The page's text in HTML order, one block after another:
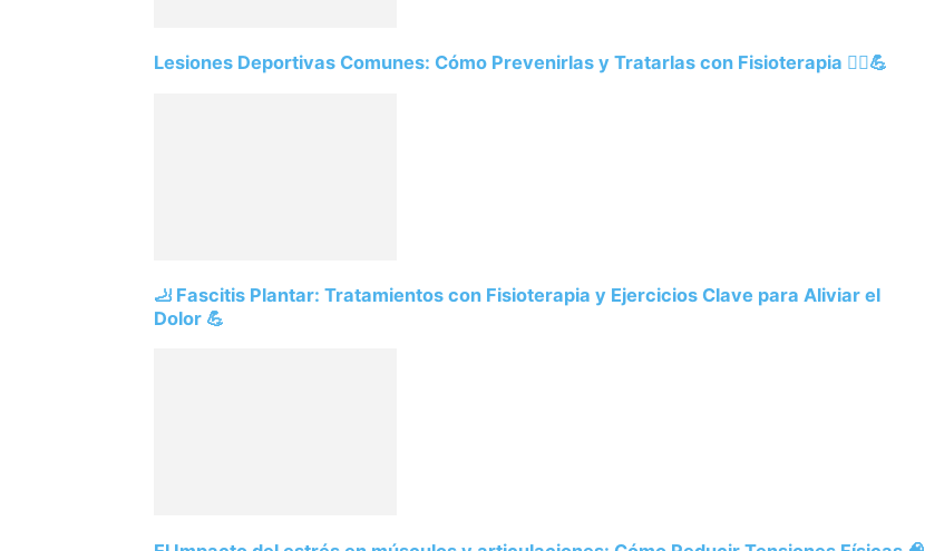
Lesiones Deportivas Comunes: Cómo Prevenirlas y Tratarlas con Fisioterapia 🏃‍♂️💪
🦶 Fascitis Plantar: Tratamientos con Fisioterapia y Ejercicios Clave para Aliviar el
Dolor 💪